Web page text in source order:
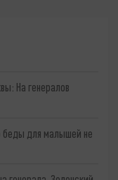
На генералов
беды для малышей не